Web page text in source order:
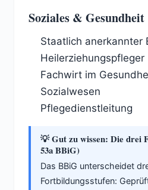
Soziales & Gesundheit
Staatlich anerkannter
Heilerziehungspfleger
Fachwirt im
Sozialwesen
Pflegedienstleitung
💡 Gut zu wissen: Die drei
53a BBiG)
Das BBiG unterscheidet
Fortbildungsstufen: